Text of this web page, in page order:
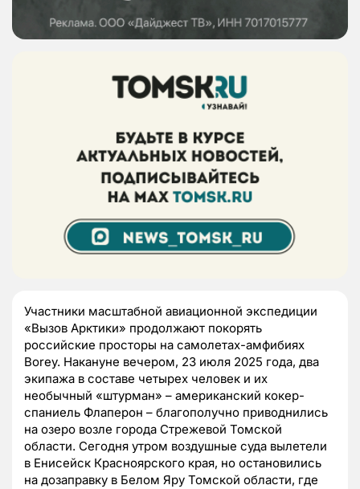
Участники масштабной авиационной экспедиции
«Вызов Арктики» продолжают покорять
российские просторы на самолетах-амфибиях
Borey. Накануне вечером, 23 июля 2025 года, два
экипажа в составе четырех человек и их
необычный «штурман» – американский кокер-
спаниель Флаперон – благополучно приводнились
на озеро возле города Стрежевой Томской
области. Сегодня утром воздушные суда вылетели
в Енисейск Красноярского края, но остановились
на дозаправку в Белом Яру Томской области, где